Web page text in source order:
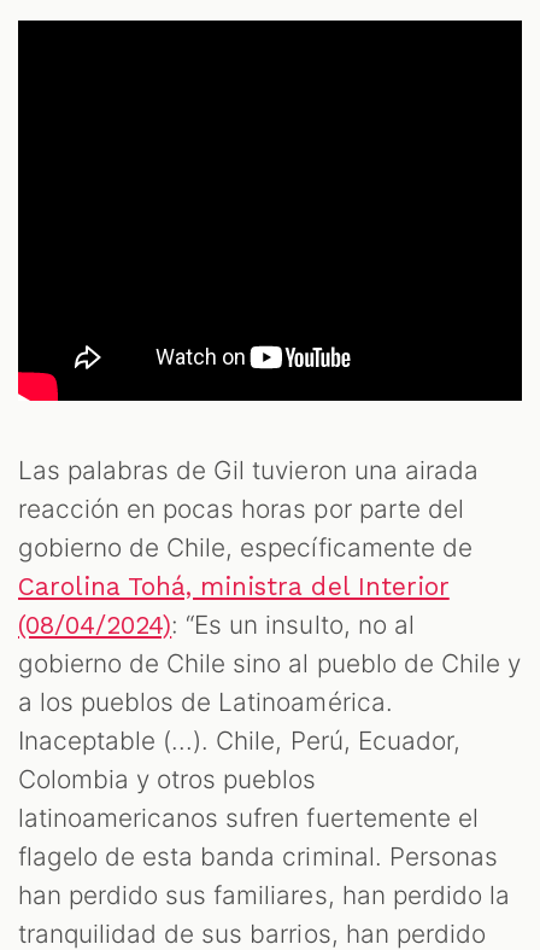
Las palabras de Gil tuvieron una airada
reacción en pocas horas por parte del
gobierno de Chile, específicamente de
Carolina Tohá, ministra del Interior
(08/04/2024): “Es un insulto, no al
gobierno de Chile sino al pueblo de Chile y
a los pueblos de Latinoamérica.
Inaceptable (...). Chile, Perú, Ecuador,
Colombia y otros pueblos
latinoamericanos sufren fuertemente el
flagelo de esta banda criminal. Personas
han perdido sus familiares, han perdido la
tranquilidad de sus barrios, han perdido